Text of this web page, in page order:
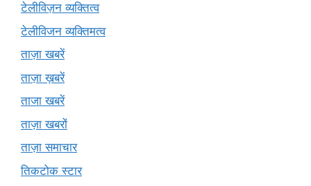
टेलीविज़न व्यक्तित्व
टेलीविजन व्यक्तिमत्व
ताज़ा खबरें
ताज़ा ख़बरें
ताजा खबरें
ताज़ा खबरों
ताज़ा समाचार
तिकटोक स्टार